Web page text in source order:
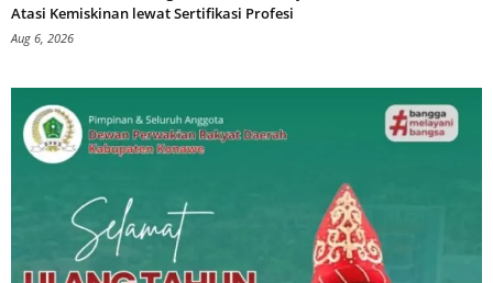
Atasi Kemiskinan lewat Sertifikasi Profesi
Aug 6, 2026